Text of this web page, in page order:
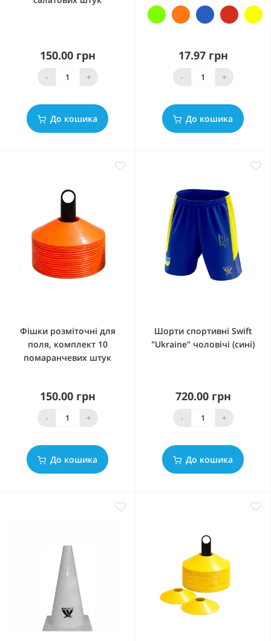
150.00 грн
- +
До кошика
17.97 грн
- +
До кошика
Фішки розміточні для
поля, комплект 10
помаранчевих штук
150.00 грн
- +
До кошика
Шорти спортивні Swift
"Ukraine" чоловічі (сині)
720.00 грн
- +
До кошика